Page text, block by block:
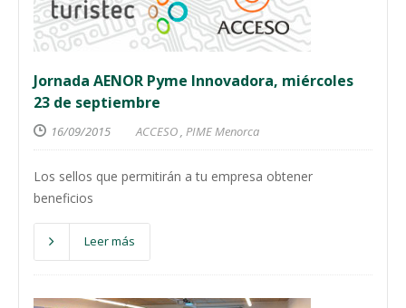
Jornada AENOR Pyme Innovadora, miércoles
23 de septiembre
16/09/2015 ACCESO, PIME Menorca
Los sellos que permitirán a tu empresa obtener
beneficios
Leer más